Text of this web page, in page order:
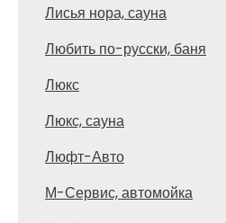
Лисья нора, сауна
Любить по-русски, баня
Люкс
Люкс, сауна
Люфт-Авто
М-Сервис, автомойка